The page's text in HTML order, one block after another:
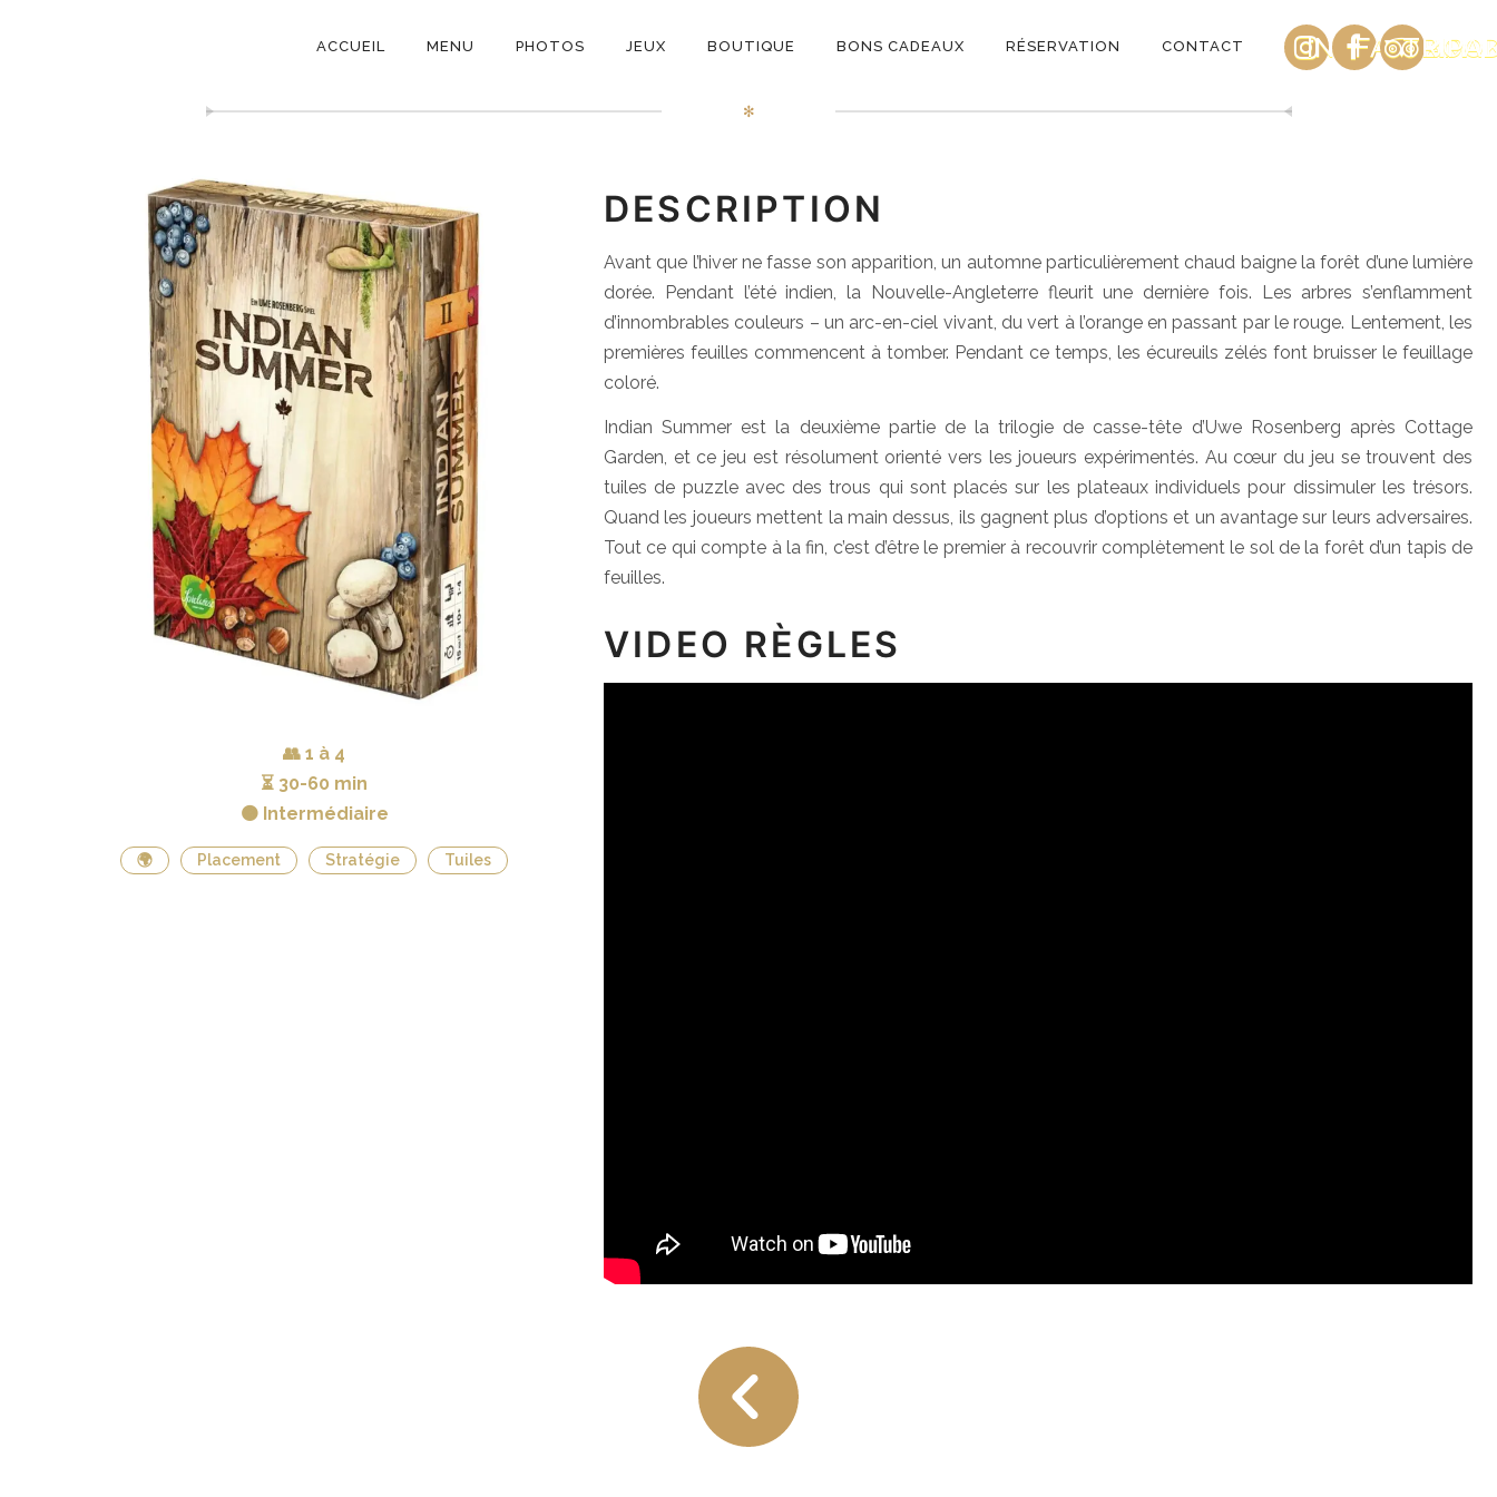
NAVIGATION
ACCUEIL MENU PHOTOS JEUX BOUTIQUE BONS CADEAUX RÉSERVATION CONTACT INSTAGRAM
Indian Summer
✻
👥 1 à 4
⏳ 30-60 min
🟠 Intermédiaire
🌍 Placement Stratégie Tuiles
DESCRIPTION
Avant que l’hiver ne fasse son apparition, un automne particulièrement chaud baigne la forêt d’une lumière
dorée. Pendant l’été indien, la Nouvelle-Angleterre fleurit une dernière fois. Les arbres s’enflamment
d’innombrables couleurs – un arc-en-ciel vivant, du vert à l’orange en passant par le rouge. Lentement, les
premières feuilles commencent à tomber. Pendant ce temps, les écureuils zélés font bruisser le feuillage
coloré.
Indian Summer est la deuxième partie de la trilogie de casse-tête d’Uwe Rosenberg après Cottage
Garden, et ce jeu est résolument orienté vers les joueurs expérimentés. Au cœur du jeu se trouvent des
tuiles de puzzle avec des trous qui sont placés sur les plateaux individuels pour dissimuler les trésors.
Quand les joueurs mettent la main dessus, ils gagnent plus d’options et un avantage sur leurs adversaires.
Tout ce qui compte à la fin, c’est d’être le premier à recouvrir complètement le sol de la forêt d’un tapis de
feuilles.
VIDEO RÈGLES